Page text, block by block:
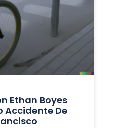
Ethan Boyes
Accidente De